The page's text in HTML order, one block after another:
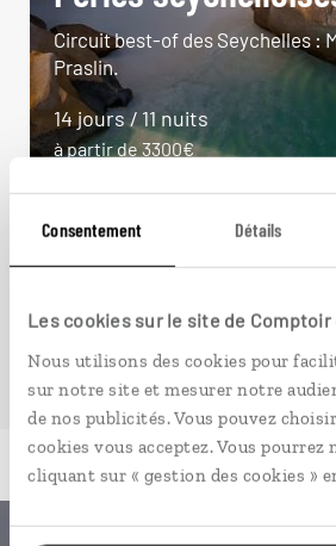
Consentement Détails
Les cookies sur le site de Comptoir
Nous utilisons des cookies pour
sur notre site et mesurer notre
de nos publicités. Vous pouvez
cookies vous acceptez. Vous pourrez
cliquant sur « gestion des cookies »
Circuit best-of des Seychelles :
Praslin.
14 jours / 11 nuits
à partir de 3300€